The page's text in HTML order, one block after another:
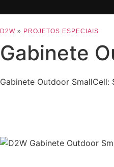
D2W » PROJETOS ESPECIAIS
Gabinete
Gabinete Outdoor